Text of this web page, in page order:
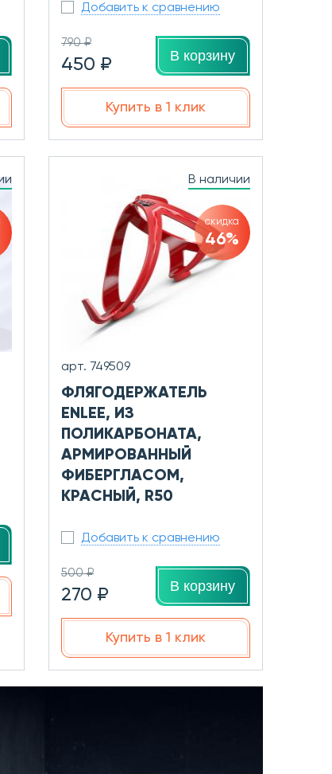
Добавить к сравнению
790 ₽
450 ₽ В корзину
Купить в 1 клик
В наличии
скидка
46%
арт. 749509
ФЛЯГОДЕРЖАТЕЛЬ
ENLEE, ИЗ
ПОЛИКАРБОНАТА,
АРМИРОВАННЫЙ
ФИБЕРГЛАСОМ,
КРАСНЫЙ, R50
Добавить к сравнению
500 ₽
270 ₽ В корзину
Купить в 1 клик